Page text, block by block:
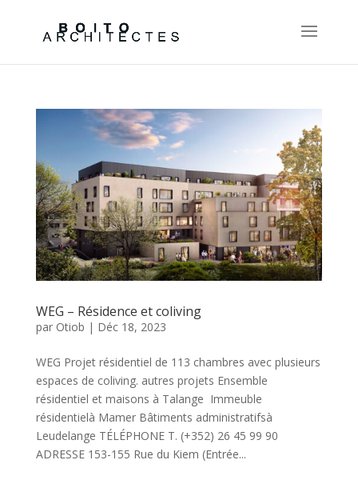
WEG – Résidence et coliving
par Otiob | Déc 18, 2023
WEG Projet résidentiel de 113 chambres avec plusieurs
espaces de coliving. autres projets Ensemble
résidentiel et maisons à Talange Immeuble
résidentielà Mamer Bâtiments administratifsà
Leudelange TÉLÉPHONE T. (+352) 26 45 99 90
ADRESSE 153-155 Rue du Kiem (Entrée...